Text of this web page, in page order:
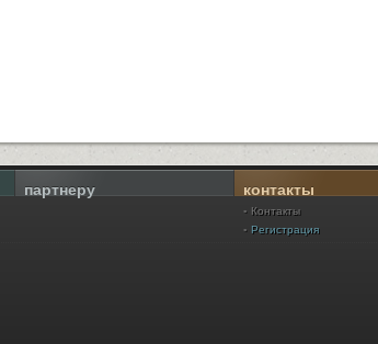
партнеру контакты
Контакты
Регистрация